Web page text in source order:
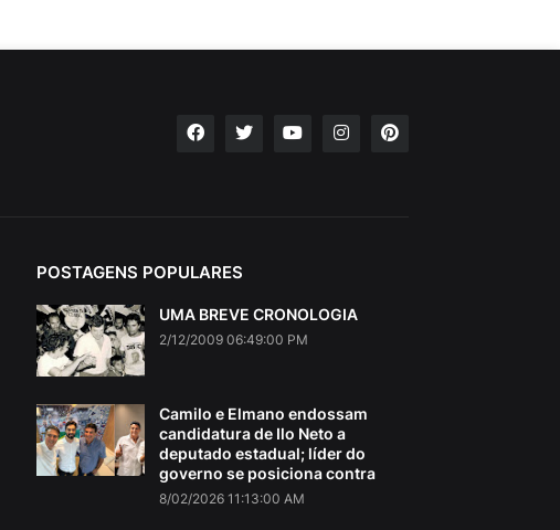
POSTAGENS POPULARES
UMA BREVE CRONOLOGIA
2/12/2009 06:49:00 PM
Camilo e Elmano endossam
candidatura de Ilo Neto a
deputado estadual; líder do
governo se posiciona contra
8/02/2026 11:13:00 AM